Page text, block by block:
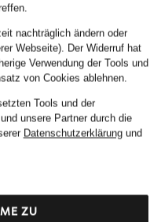
CHF 55
Nike
T-Shirt SHOX
CHF 35
nachträglich ändern oder
Webseite). Der Widerruf hat
Verwendung der Tools und
von Cookies ablehnen.
Tools und der
unsere Partner durch die
Datenschutzerklärungund
ZU